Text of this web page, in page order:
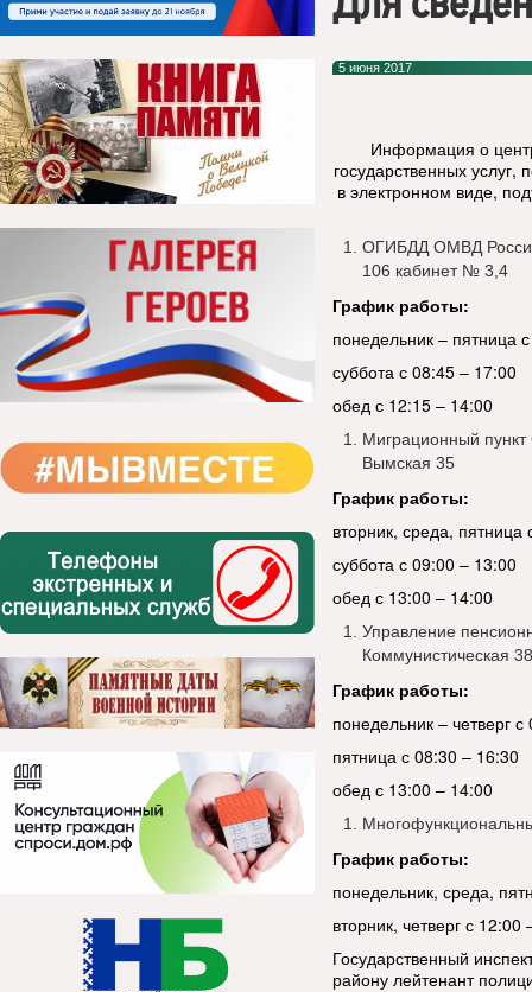
5 июня 2017
Информация о
государственных услуг,
в электронном виде,
ОГИБДД ОМВД России
106 кабинет № 3,4
График работы:
понедельник – пятница
суббота с 08:45 – 17:00
обед с 12:15 – 14:00
Миграционный
Вымская 35
График работы:
вторник, среда,
суббота с 09:00 – 13:00
обед с 13:00 – 14:00
Управление
Коммунистическая
График работы:
понедельник – четверг
пятница с 08:30 – 16:30
обед с 13:00 – 14:00
График работы:
понедельник, среда,
вторник, четверг с
Государственный
району лейтенант